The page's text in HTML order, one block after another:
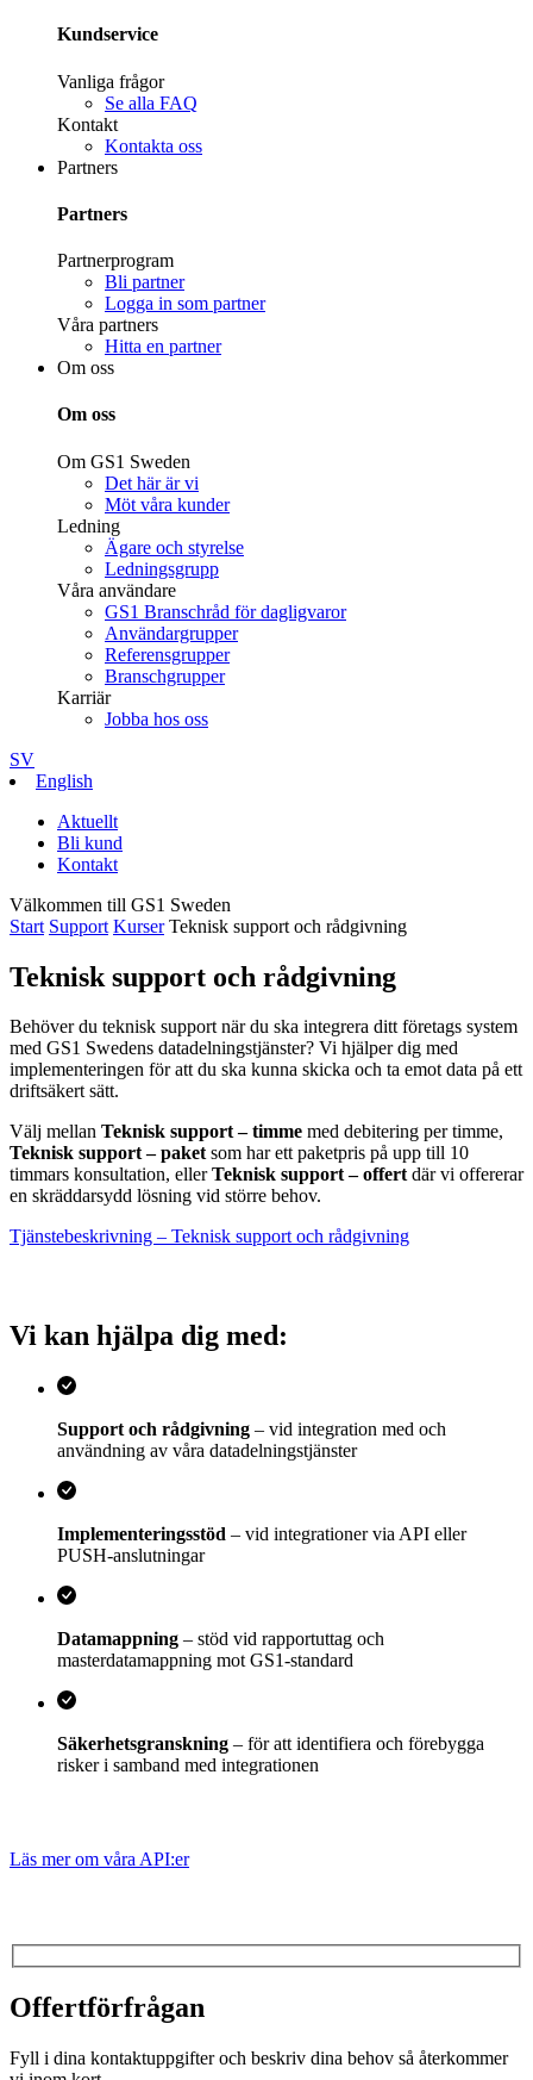
Kundservice
Vanliga frågor
Se alla FAQ
Kontakt
Kontakta oss
Partners
Partners
Partnerprogram
Bli partner
Logga in som partner
Våra partners
Hitta en partner
Om oss
Om oss
Om GS1 Sweden
Det här är vi
Möt våra kunder
Ledning
Ägare och styrelse
Ledningsgrupp
Våra användare
GS1 Branschråd för dagligvaror
Användargrupper
Referensgrupper
Branschgrupper
Karriär
Jobba hos oss
SV
English
Aktuellt
Bli kund
Kontakt
Välkommen till GS1 Sweden
Start Support Kurser Teknisk support och rådgivning
Teknisk support och rådgivning
Behöver du teknisk support när du ska integrera ditt företags system
med GS1 Swedens datadelningstjänster? Vi hjälper dig med
implementeringen för att du ska kunna skicka och ta emot data på ett
driftsäkert sätt.
Välj mellan Teknisk support – timme med debitering per timme,
Teknisk support – paketsom har ett paketpris på upp till 10
timmars konsultation, ellerTeknisk support – offertdär vi offererar
en skräddarsydd lösning vid större behov.
Tjänstebeskrivning – Teknisk support och rådgivning
Vi kan hjälpa dig med:
Support och rådgivning – vid integration med och
användning av våra datadelningstjänster
Implementeringsstöd – vid integrationer via API eller
PUSH-anslutningar
Datamappning – stöd vid rapportuttag och
masterdatamappning mot GS1-standard
Säkerhetsgranskning – för att identifiera och förebygga
risker i samband med integrationen
Läs mer om våra API:er
Offertförfrågan
Fyll i dina kontaktuppgifter och beskriv dina behov så återkommer